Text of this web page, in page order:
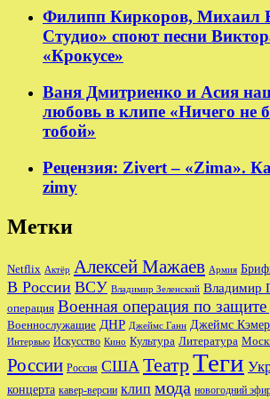
Филипп Киркоров, Михаил
Студио» споют песни
«Крокусе»
Ваня Дмитриенко и Асия
любовь в клипе «Ничего не
тобой»
Рецензия: Zivert – «Zima».
zimy
Метки
Netflix Актёр Алексей Мажаев Армия
В России ВСУ Владимир Зеленский Владимир
операция Военная операция по
Военнослужащие ДНР Джеймс Ганн Джеймс
Интервью Искусство Кино Культура Литература
России Россия США ТеатрТеги
концерта кавер-версии клип мода новогодний